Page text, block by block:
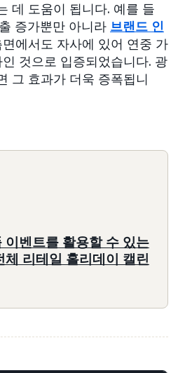
데 도움이 됩니다. 예를 들
증가뿐만 아니라 브랜드 인
에서도 자사에 있어 연중 가
것으로 입증되었습니다. 광
그 효과가 더욱 증폭됩니
이벤트를 활용할 수 있는
체 리테일 홀리데이 캘린